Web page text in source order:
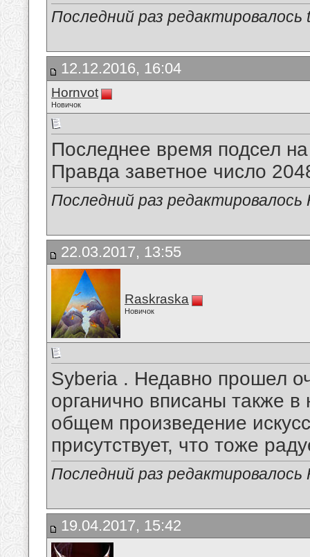
Последний раз
12.12.2016, 16:04
Hornvot
Новичок
Последнее время подсел
Правда заветное число
Последний раз
22.03.2017, 13:55
Raskraska
Новичок
Syberia . Недавно прошел
органично вписаны также
общем произведение
присутствует, что тоже
Последний раз
19.04.2017, 15:42